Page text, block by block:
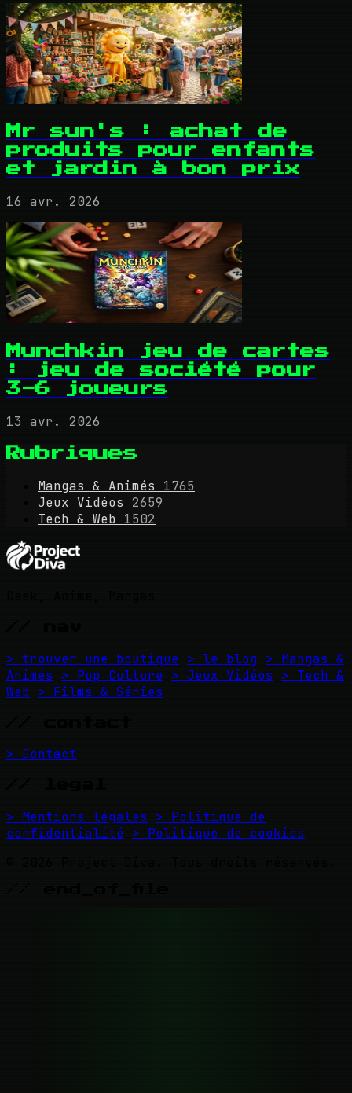
Mr sun's : achat de
produits pour enfants
et jardin à bon prix
16 avr. 2026
Munchkin jeu de cartes
: jeu de société pour
3-6 joueurs
13 avr. 2026
Rubriques
Mangas & Animés
1765
Jeux Vidéos
2659
Tech & Web 1502
> trouver une boutique > le blog > Mangas &
Animés
> Pop Culture > Jeux Vidéos
> Tech &
Web > Films & Séries
> Contact
> Mentions légales
> Politique de
confidentialité > Politique de cookies